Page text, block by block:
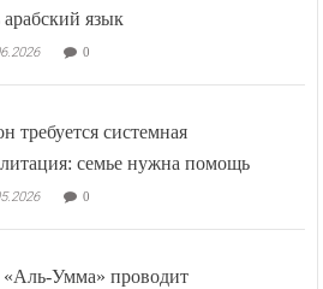
арабский язык
0
требуется системная
семье нужна помощь
0
Умма» проводит